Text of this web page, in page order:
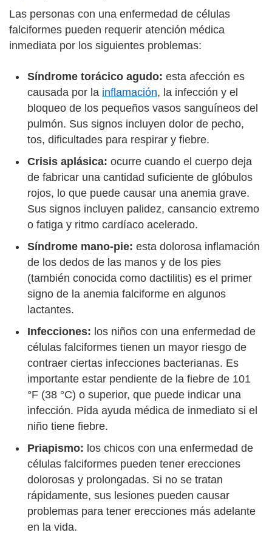
Las personas con una enfermedad de células
falciformes pueden requerir atención médica
inmediata por los siguientes problemas:
Síndrome torácico agudo: esta afección es
causada por la inflamación, la infección y el
bloqueo de los pequeños vasos sanguíneos del
pulmón. Sus signos incluyen dolor de pecho,
tos, dificultades para respirar y fiebre.
Crisis aplásica: ocurre cuando el cuerpo deja
de fabricar una cantidad suficiente de glóbulos
rojos, lo que puede causar una anemia grave.
Sus signos incluyen palidez, cansancio extremo
o fatiga y ritmo cardíaco acelerado.
Síndrome mano-pie: esta dolorosa inflamación
de los dedos de las manos y de los pies
(también conocida como dactilitis) es el primer
signo de la anemia falciforme en algunos
lactantes.
Infecciones: los niños con una enfermedad de
células falciformes tienen un mayor riesgo de
contraer ciertas infecciones bacterianas. Es
importante estar pendiente de la fiebre de 101
°F (38 °C) o superior, que puede indicar una
infección. Pida ayuda médica de inmediato si el
niño tiene fiebre.
Priapismo: los chicos con una enfermedad de
células falciformes pueden tener erecciones
dolorosas y prolongadas. Si no se tratan
rápidamente, sus lesiones pueden causar
problemas para tener erecciones más adelante
en la vida.